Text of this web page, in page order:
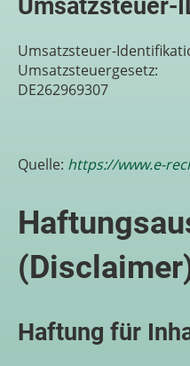
Umsatzsteuer-
Umsatzsteuer-
Umsatzsteuergesetz:
DE262969307
Quelle: https://www.e-
Haftung für